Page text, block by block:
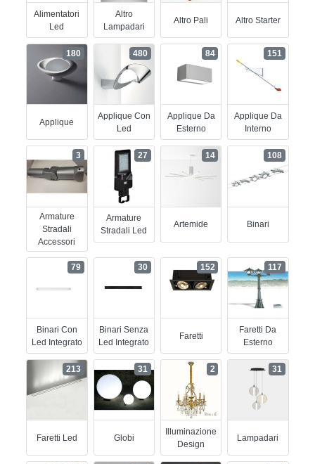
Alimentatori
Led
Altro
Lampadari
Altro Pali Altro Starter
Applique
180
Applique Con
Led
480
Applique Da
Esterno
84
Applique Da
Interno
151
Armature
Stradali
Accessori
3
Armature
Stradali Led
27
Artemide
14
Binari
108
Binari Con
Led Integrato
79
Binari Senza
Led Integrato
30
Faretti
152
Faretti Da
Esterno
117
Faretti Led
213
Globi
31
Illuminazione
Design
2
Lampadari
31